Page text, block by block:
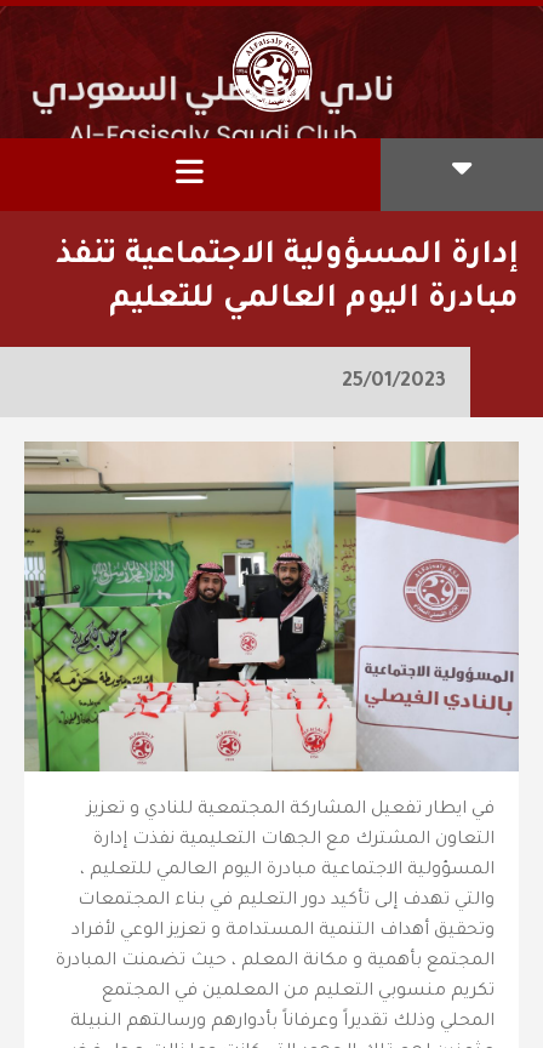
إدارة المسؤولية الاجتماعية تنفذ
مبادرة اليوم العالمي للتعليم
25/01/2023
في ايطار تفعيل المشاركة المجتمعية للنادي و تعزيز
التعاون المشترك مع الجهات التعليمية نفذت إدارة
المسؤولية الاجتماعية مبادرة اليوم العالمي للتعليم ،
والتي تهدف إلى تأكيد دور التعليم في بناء المجتمعات
وتحقيق أهداف التنمية المستدامة و تعزيز الوعي لأفراد
المجتمع بأهمية و مكانة المعلم ، حيث تضمنت المبادرة
تكريم منسوبي التعليم من المعلمين في المجتمع
المحلي وذلك تقديراً وعرفاناً بأدوارهم ورسالتهم النبيلة